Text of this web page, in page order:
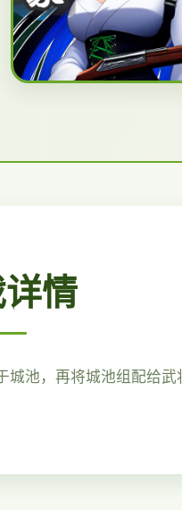
情
池，再将城池组配给